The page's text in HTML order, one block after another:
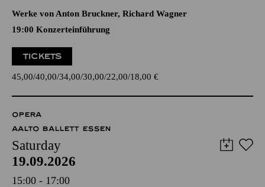
Werke von Anton Bruckner, Richard Wagner
19:00 Konzerteinführung
TICKETS
45,00 40,00 34,00 30,00 22,00 18,00 €
OPERA
AALTO BALLETT ESSEN
Saturday
19.09.2026
15:00 - 17:00